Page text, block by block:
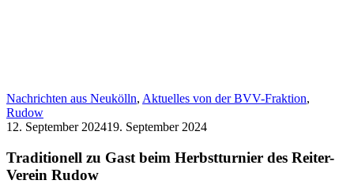
Nachrichten aus Neukölln, Aktuelles von der BVV-Fraktion,
Rudow
12. September 202419. September 2024
Traditionell zu Gast beim Herbstturnier des Reiter-
Verein Rudow